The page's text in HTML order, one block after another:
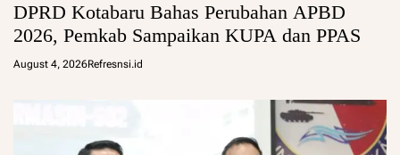
DPRD Kotabaru Bahas Perubahan APBD
2026, Pemkab Sampaikan KUPA dan PPAS
August 4, 2026Refresnsi.id